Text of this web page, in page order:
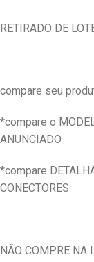
RETIRADO DE
compare seu
*compare o
ANUNCIADO
*compare
CONECTORES
NÃO COMPRE NA